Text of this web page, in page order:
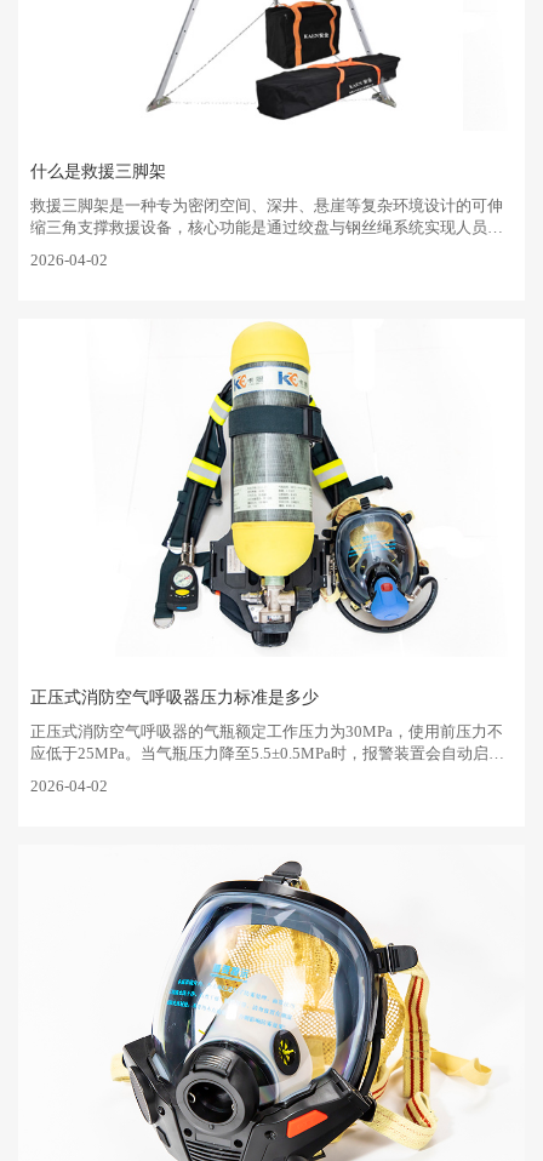
什么是救援三脚架
‌救援三脚架是一种专为密闭空间、深井、悬崖等复杂环境设计的可伸
缩三角支撑救援设备，核心功能是通过绞盘与钢丝绳系统实现人员或
与组成‌三角支架‌···
2026-04-02
正压式消防空气呼吸器压力标准是多少
‌正压式消防空气呼吸器的气瓶额定工作压力为30MPa，使用前压力不
应低于25MPa‌。当气瓶压力降至5.5±0.5MPa时，报警装置会自动启
2026-04-02